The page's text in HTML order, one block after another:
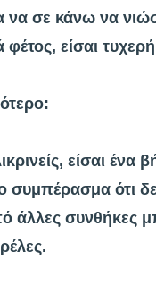
να σε κάνω να
φέτος, είσαι
είσαι
συμπέρασμα ότι
άλλες συνθήκες